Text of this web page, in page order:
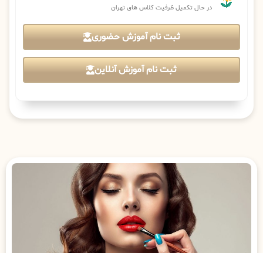
در حال تکمیل ظرفیت کلاس های تهران
ثبت نام آموزش حضوری
ثبت نام آموزش آنلاین